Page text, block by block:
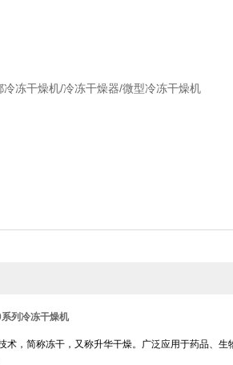
列冷冻干燥机
，简称冻干，又称升华干燥。广泛应用于药品、